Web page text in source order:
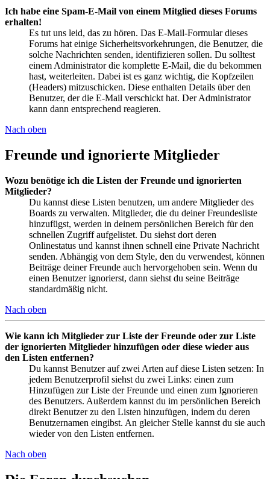
Ich habe eine Spam-E-Mail von einem Mitglied dieses Forums
erhalten!
Es tut uns leid, das zu hören. Das E-Mail-Formular dieses
Forums hat einige Sicherheitsvorkehrungen, die Benutzer, die
solche Nachrichten senden, identifizieren sollen. Du solltest
einem Administrator die komplette E-Mail, die du bekommen
hast, weiterleiten. Dabei ist es ganz wichtig, die Kopfzeilen
(Headers) mitzuschicken. Diese enthalten Details über den
Benutzer, der die E-Mail verschickt hat. Der Administrator
kann dann entsprechend reagieren.
Nach oben
Freunde und ignorierte Mitglieder
Wozu benötige ich die Listen der Freunde und ignorierten
Mitglieder?
Du kannst diese Listen benutzen, um andere Mitglieder des
Boards zu verwalten. Mitglieder, die du deiner Freundesliste
hinzufügst, werden in deinem persönlichen Bereich für den
schnellen Zugriff aufgelistet. Du siehst dort deren
Onlinestatus und kannst ihnen schnell eine Private Nachricht
senden. Abhängig von dem Style, den du verwendest, können
Beiträge deiner Freunde auch hervorgehoben sein. Wenn du
einen Benutzer ignorierst, dann siehst du seine Beiträge
standardmäßig nicht.
Nach oben
Wie kann ich Mitglieder zur Liste der Freunde oder zur Liste
der ignorierten Mitglieder hinzufügen oder diese wieder aus
den Listen entfernen?
Du kannst Benutzer auf zwei Arten auf diese Listen setzen: In
jedem Benutzerprofil siehst du zwei Links: einen zum
Hinzufügen zur Liste der Freunde und einen zum Ignorieren
des Benutzers. Außerdem kannst du im persönlichen Bereich
direkt Benutzer zu den Listen hinzufügen, indem du deren
Benutzernamen eingibst. An gleicher Stelle kannst du sie auch
wieder von den Listen entfernen.
Nach oben